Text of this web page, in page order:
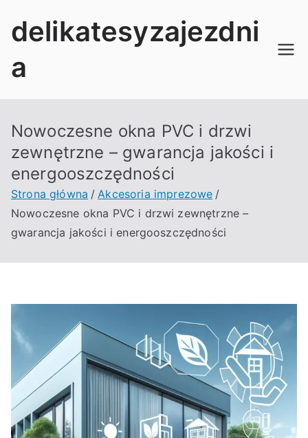
dodelikatesyzajezdni
a
Nowoczesne okna PVC i drzwi
zewnętrzne – gwarancja jakości i
energooszczędności
Strona główna
Akcesoria imprezowe
Nowoczesne okna PVC i drzwi zewnętrzne –
gwarancja jakości i energooszczędności